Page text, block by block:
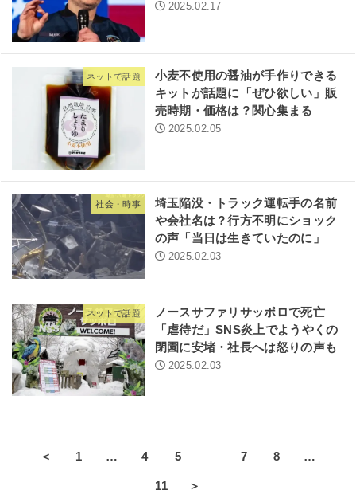
2025.02.17
ネットで話題
小麦不使用の醤油が手作りできる
キットが話題に「ぜひ欲しい」販
売時期・価格は？関心集まる
2025.02.05
社会・時事
埼玉陥没・トラック運転手の名前
や会社名は？行方不明にショック
の声「当日は生きていたのに」
2025.02.03
ネットで話題
ノースサファリサッポロで死亡
「虐待だ」SNS炎上でようやくの
閉園に安堵・社長へは怒りの声も
2025.02.03
＜ 1 … 4 5 7 8 …
11 ＞